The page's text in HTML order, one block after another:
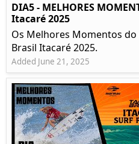
DIA5 - MELHORES
Itacaré 2025
Os Melhores Momentos do
Brasil Itacaré 2025.
Added June 21, 2025